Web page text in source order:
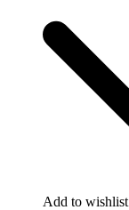
Add to wishlist